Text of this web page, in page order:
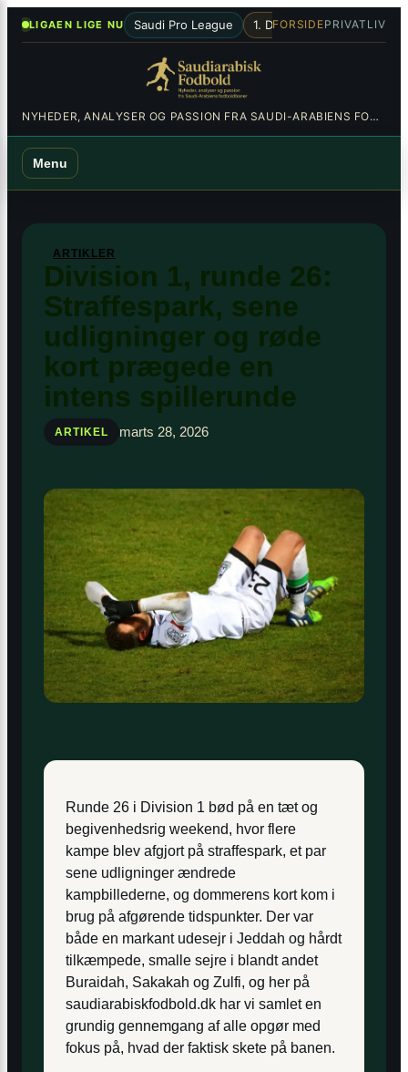
SpringLIGAEN LIGE NU Saudi Pro League 1. Division Al-Hilal•Al-
FORSIDEPRIVATLIV
NYHEDER, ANALYSER OG PASSION FRA SAUDI-ARABIENS FODBOLDBANER
Menu
ARTIKLER
Division 1, runde 26:
Straffespark, sene
udligninger og røde
kort prægede en
intens spillerunde
ARTIKEL marts 28, 2026
Runde 26 i Division 1 bød på en tæt og
begivenhedsrig weekend, hvor flere
kampe blev afgjort på straffespark, et par
sene udligninger ændrede
kampbillederne, og dommerens kort kom i
brug på afgørende tidspunkter. Der var
både en markant udesejr i Jeddah og hårdt
tilkæmpede, smalle sejre i blandt andet
Buraidah, Sakakah og Zulfi, og her på
saudiarabiskfodbold.dk har vi samlet en
grundig gennemgang af alle opgør med
fokus på, hvad der faktisk skete på banen.